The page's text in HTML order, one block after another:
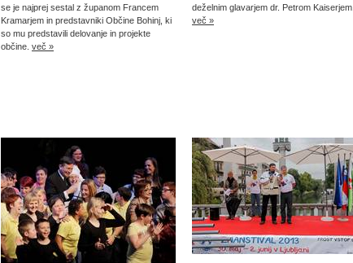
se je najprej sestal z županom Francem
Kramarjem in predstavniki Občine Bohinj, ki
so mu predstavili delovanje in projekte
občine. več »
deželnim glavarjem dr. Petrom Kaiserjem.
več »